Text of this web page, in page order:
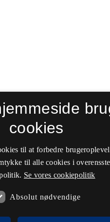
cookies
til at forbedre
til alle cookies i
Se vores cookiepolitik
Absolut nødvendige